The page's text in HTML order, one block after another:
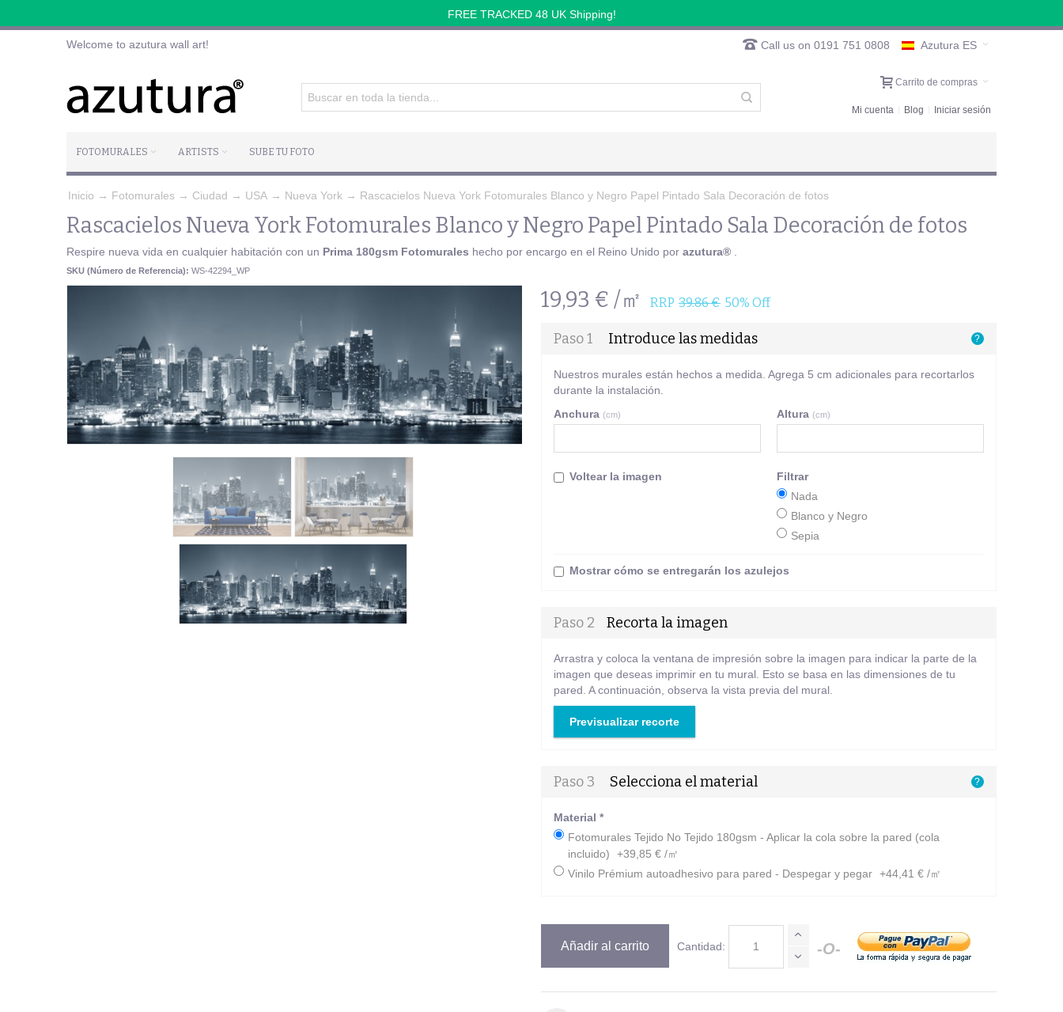
FREE TRACKED 48 UK Shipping!
Welcome to azutura wall art! Azutura ES
Call us on 0191 751 0808
Carrito de compras
Mi cuenta Blog Iniciar sesión
FOTOMURALES ARTISTS SUBE TU FOTO
Inicio → Fotomurales → Ciudad → USA → Nueva York → Rascacielos Nueva York Fotomurales Blanco y Negro Papel Pintado Sala Decoración de fotos
Rascacielos Nueva York Fotomurales Blanco y Negro Papel Pintado Sala Decoración de fotos
Respire nueva vida en cualquier habitación con un Prima 180gsm Fotomurales hecho por encargo en el Reino Unido porazutura®
SKU (Número de Referencia):WS-42294_WP
19,93 € /㎡ RRP 39.86 € 50% Off
Paso 1 Introduce las medidas ?
Nuestros murales están hechos a medida. Agrega 5 cm adicionales para recortarlos
durante la instalación.
Anchura (cm) Altura (cm)
Voltear la imagen
Filtrar
Nada
Blanco y Negro
Sepia
Mostrar cómo se entregarán los azulejos
Paso 2 Recorta la imagen
Arrastra y coloca la ventana de impresión sobre la imagen para indicar la parte de la
imagen que deseas imprimir en tu mural. Esto se basa en las dimensiones de tu
pared. A continuación, observa la vista previa del mural.
Previsualizar recorte
Paso 3 Selecciona el material ?
Material *
Fotomurales Tejido No Tejido 180gsm - Aplicar la cola sobre la pared (cola
incluido)
+39,85 € /㎡
Vinilo Prémium autoadhesivo para pared - Despegar y pegar +44,41 € /㎡
Cantidad:
Añadir al carrito -O-